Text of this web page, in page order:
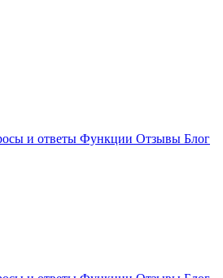
и ответы Функции Отзывы Блог